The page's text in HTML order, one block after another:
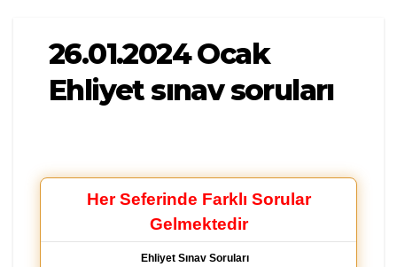
26.01.2024 Ocak
Ehliyet sınav soruları
Her Seferinde Farklı Sorular
Gelmektedir
Ehliyet Sınav Soruları